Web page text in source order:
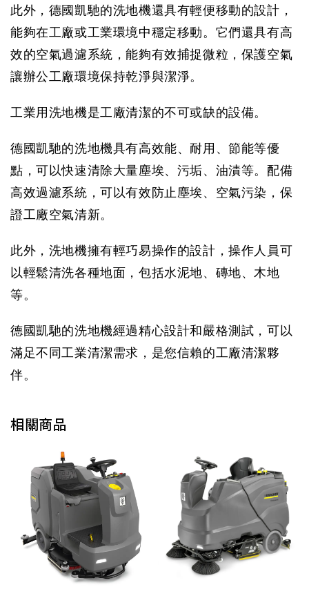
此外，德國凱馳的洗地機還具有輕便移動的設計，
能夠在工廠或工業環境中穩定移動。它們還具有高
效的空氣過濾系統，能夠有效捕捉微粒，保護空氣
讓辦公工廠環境保持乾淨與潔淨。
工業用洗地機是工廠清潔的不可或缺的設備。
德國凱馳的洗地機具有高效能、耐用、節能等優
點，可以快速清除大量塵埃、污垢、油漬等。配備
高效過濾系統，可以有效防止塵埃、空氣污染，保
證工廠空氣清新。
此外，洗地機擁有輕巧易操作的設計，操作人員可
以輕鬆清洗各種地面，包括水泥地、磚地、木地
等。
德國凱馳的洗地機經過精心設計和嚴格測試，可以
滿足不同工業清潔需求，是您信賴的工廠清潔夥
伴。
相關商品